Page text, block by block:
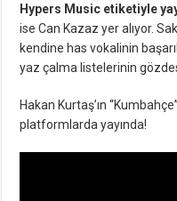
Hypers Music etiketiyle
ise Can Kazaz yer alıyor.
kendine has vokalinin
yaz çalma listelerinin
Hakan Kurtaş’ın
platformlarda yayında!